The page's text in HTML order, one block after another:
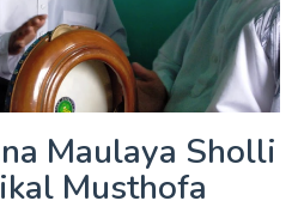
Maulaya Sholli
Musthofa